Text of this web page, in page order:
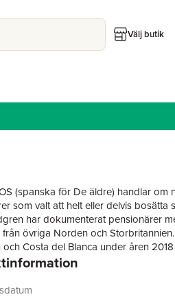
Välj butik
(spanska för De äldre) handlar om
som valt att helt eller delvis bosätta
har dokumenterat pensionärer
från övriga Norden och
Costa del Blanca under åren
Gavanas (socialantropolog och
2016, som bygger på
på Solkusten och Kanarieöarna.